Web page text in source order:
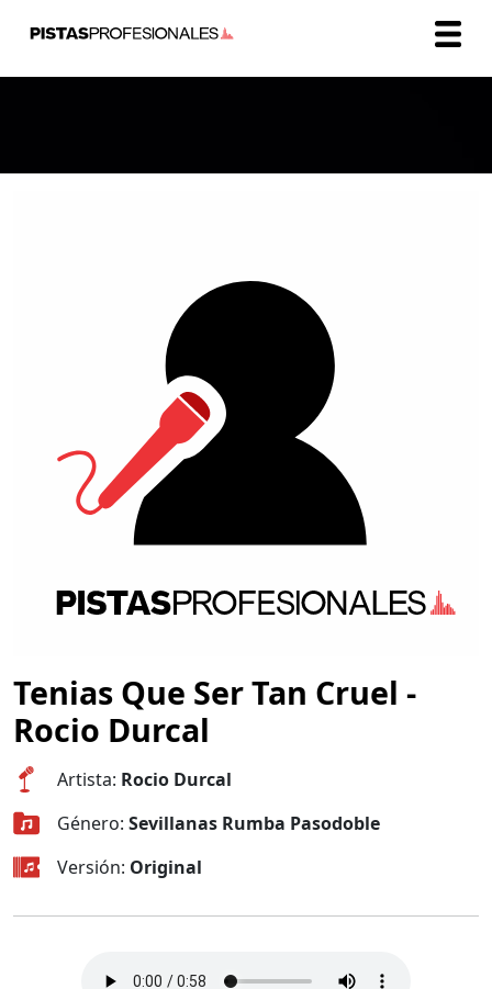
Tenias Que Ser Tan Cruel -
Rocio Durcal
Artista: Rocio Durcal
Género: Sevillanas Rumba Pasodoble
Versión: Original